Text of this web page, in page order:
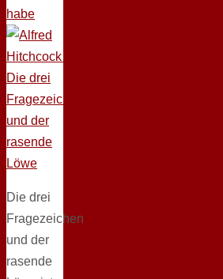
habe
Die drei
Fragezeichen
und der
rasende